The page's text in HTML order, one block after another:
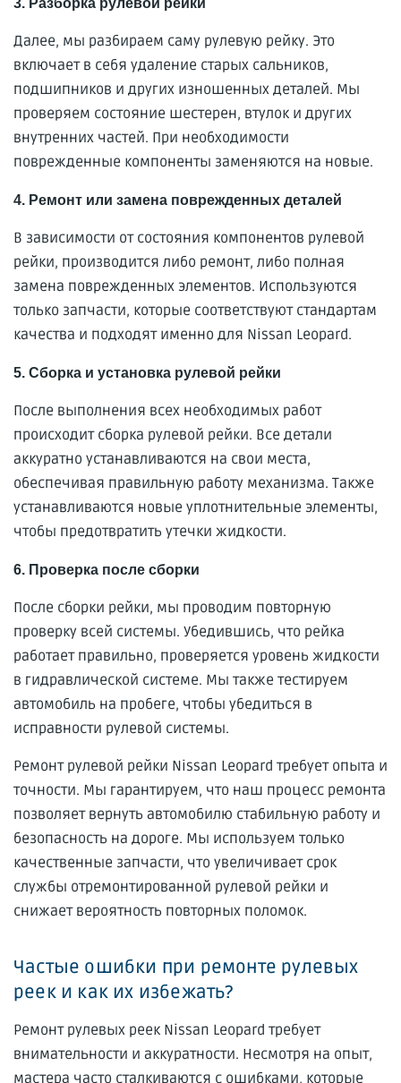
Далее, мы разбираем саму рулевую рейку. Это
включает в себя удаление старых сальников,
подшипников и других изношенных деталей. Мы
проверяем состояние шестерен, втулок и других
внутренних частей. При необходимости
поврежденные компоненты заменяются на новые.
4. Ремонт или замена поврежденных деталей
В зависимости от состояния компонентов рулевой
рейки, производится либо ремонт, либо полная
замена поврежденных элементов. Используются
только запчасти, которые соответствуют стандартам
качества и подходят именно для Nissan Leopard.
5. Сборка и установка рулевой рейки
После выполнения всех необходимых работ
происходит сборка рулевой рейки. Все детали
аккуратно устанавливаются на свои места,
обеспечивая правильную работу механизма. Также
устанавливаются новые уплотнительные элементы,
чтобы предотвратить утечки жидкости.
6. Проверка после сборки
После сборки рейки, мы проводим повторную
проверку всей системы. Убедившись, что рейка
работает правильно, проверяется уровень жидкости
в гидравлической системе. Мы также тестируем
автомобиль на пробеге, чтобы убедиться в
исправности рулевой системы.
Ремонт рулевой рейки Nissan Leopard требует опыта и
точности. Мы гарантируем, что наш процесс ремонта
позволяет вернуть автомобилю стабильную работу и
безопасность на дороге. Мы используем только
качественные запчасти, что увеличивает срок
службы отремонтированной рулевой рейки и
снижает вероятность повторных поломок.
Частые ошибки при ремонте рулевых
реек и как их избежать?
Ремонт рулевых реек Nissan Leopard требует
внимательности и аккуратности. Несмотря на опыт,
мастера часто сталкиваются с ошибками, которые